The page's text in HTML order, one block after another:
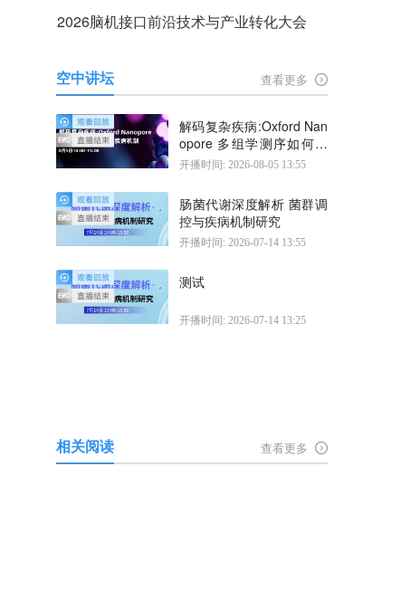
2026脑机接口前沿技术与产业转化大会
空中讲坛 查看更多
解码复杂疾病:Oxford Nan
opore 多组学测序如何揭
示疾病机制
开播时间: 2026-08-05 13:55
肠菌代谢深度解析 菌群调
控与疾病机制研究
开播时间: 2026-07-14 13:55
测试
开播时间: 2026-07-14 13:25
相关阅读 查看更多